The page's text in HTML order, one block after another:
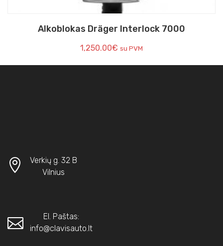
Alkoblokas Dräger Interlock 7000
1,250.00€ su PVM
Verkių g. 32 B
Vilnius
El. Paštas:
info@clavisauto.lt